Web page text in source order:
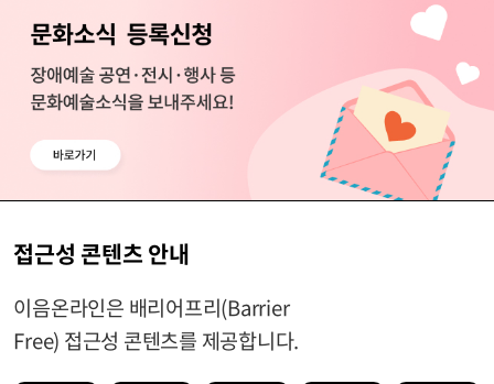
접근성 콘텐츠 안내
이음온라인은 배리어프리(Barrier
Free) 접근성 콘텐츠를 제공합니다.